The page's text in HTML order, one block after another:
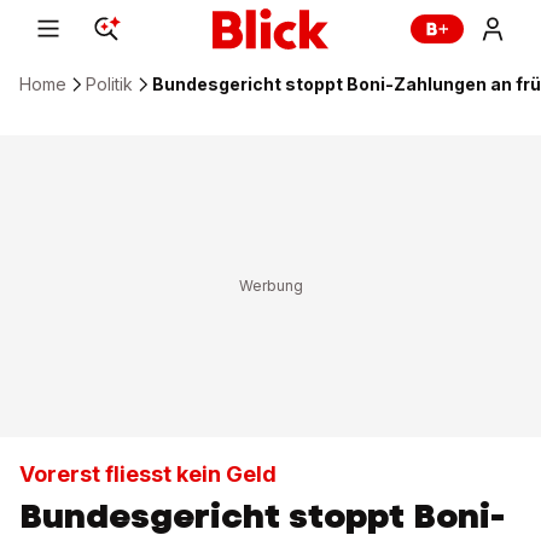
Home Politik Bundesgericht stoppt Boni-Zahlungen an
Vorerst fliesst kein Geld
Bundesgericht stoppt Boni-